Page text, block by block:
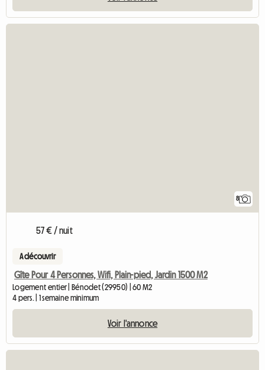
8
57 € / nuit
A découvrir
Gîte Pour 4 Personnes, Wifi, Plain-pied, Jardin 1500 M2
Logement entier | Bénodet (29950) | 60 M2
4 pers. | 1 semaine minimum
Voir l'annonce